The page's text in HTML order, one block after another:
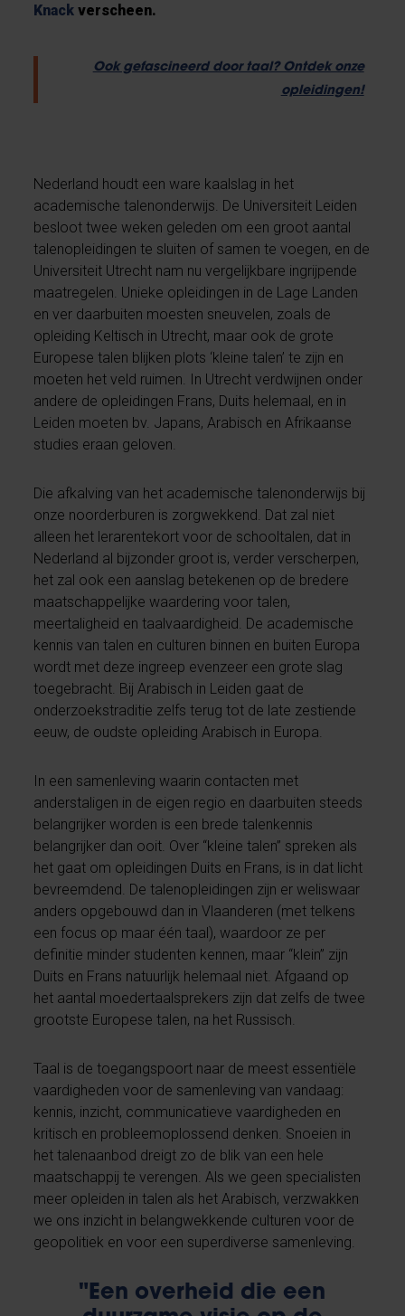
Knackverscheen.
Ook gefascineerd door taal? Ontdek onze
opleidingen!
Nederland houdt een ware kaalslag in het
academische talenonderwijs. De Universiteit Leiden
besloot twee weken geleden om een groot aantal
talenopleidingen te sluiten of samen te voegen, en de
Universiteit Utrecht nam nu vergelijkbare ingrijpende
maatregelen. Unieke opleidingen in de Lage Landen
en ver daarbuiten moesten sneuvelen, zoals de
opleiding Keltisch in Utrecht, maar ook de grote
Europese talen blijken plots ‘kleine talen’ te zijn en
moeten het veld ruimen. In Utrecht verdwijnen onder
andere de opleidingen Frans, Duits helemaal, en in
Leiden moeten bv. Japans, Arabisch en Afrikaanse
studies eraan geloven.
Die afkalving van het academische talenonderwijs bij
onze noorderburen is zorgwekkend. Dat zal niet
alleen het lerarentekort voor de schooltalen, dat in
Nederland al bijzonder groot is, verder verscherpen,
het zal ook een aanslag betekenen op de bredere
maatschappelijke waardering voor talen,
meertaligheid en taalvaardigheid. De academische
kennis van talen en culturen binnen en buiten Europa
wordt met deze ingreep evenzeer een grote slag
toegebracht. Bij Arabisch in Leiden gaat de
onderzoekstraditie zelfs terug tot de late zestiende
eeuw, de oudste opleiding Arabisch in Europa.
In een samenleving waarin contacten met
anderstaligen in de eigen regio en daarbuiten steeds
belangrijker worden is een brede talenkennis
belangrijker dan ooit. Over “kleine talen” spreken als
het gaat om opleidingen Duits en Frans, is in dat licht
bevreemdend. De talenopleidingen zijn er weliswaar
anders opgebouwd dan in Vlaanderen (met telkens
een focus op maar één taal), waardoor ze per
definitie minder studenten kennen, maar “klein” zijn
Duits en Frans natuurlijk helemaal niet. Afgaand op
het aantal moedertaalsprekers zijn dat zelfs de twee
grootste Europese talen, na het Russisch.
Taal is de toegangspoort naar de meest essentiële
vaardigheden voor de samenleving van vandaag:
kennis, inzicht, communicatieve vaardigheden en
kritisch en probleemoplossend denken. Snoeien in
het talenaanbod dreigt zo de blik van een hele
maatschappij te verengen. Als we geen specialisten
meer opleiden in talen als het Arabisch, verzwakken
we ons inzicht in belangwekkende culturen voor de
geopolitiek en voor een superdiverse samenleving.
"Een overheid die een